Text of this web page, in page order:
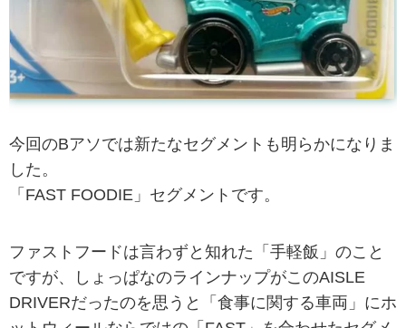
今回のBアソでは新たなセグメントも明らかになりま
した。
「FAST FOODIE」セグメントです。
ファストフードは言わずと知れた「手軽飯」のこと
ですが、しょっぱなのラインナップがこのAISLE
DRIVERだったのを思うと「食事に関する車両」にホ